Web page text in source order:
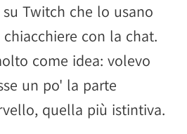
Twitch che lo usano
con la chat.
come idea: volevo
un po' la parte
quella più istintiva.